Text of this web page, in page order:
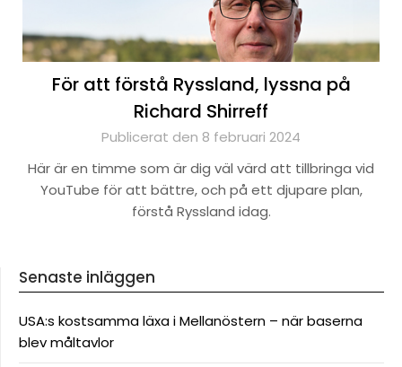
För att förstå Ryssland, lyssna på
Richard Shirreff
Publicerat den 8 februari 2024
Här är en timme som är dig väl värd att tillbringa vid
YouTube för att bättre, och på ett djupare plan,
förstå Ryssland idag.
Senaste inläggen
USA:s kostsamma läxa i Mellanöstern – när baserna
blev måltavlor